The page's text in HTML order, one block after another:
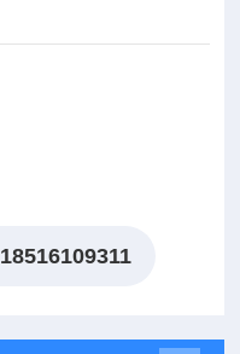
18516109311